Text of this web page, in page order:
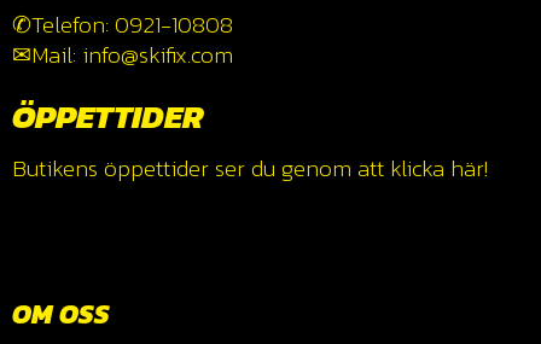
✆Telefon: 0921-10808
✉Mail: info@skifix.com
ÖPPETTIDER
Butikens öppettider ser du genom att klicka här!
OM OSS